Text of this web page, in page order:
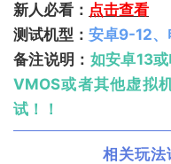
新人必看： 点击查看
测试机型： 安卓9-12、
备注说明： 如安卓13
VMOS或者其他虚拟
试！！
相关玩法